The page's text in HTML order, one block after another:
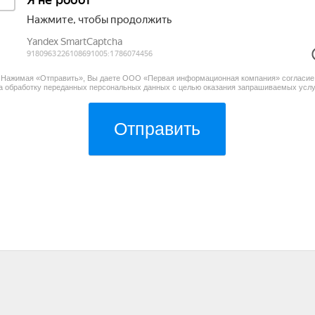
Нажимая «Отправить», Вы даете ООО «Первая информационная компания»согласие
обработку переданных персональных данных с целью оказания запрашиваемых
Отправить